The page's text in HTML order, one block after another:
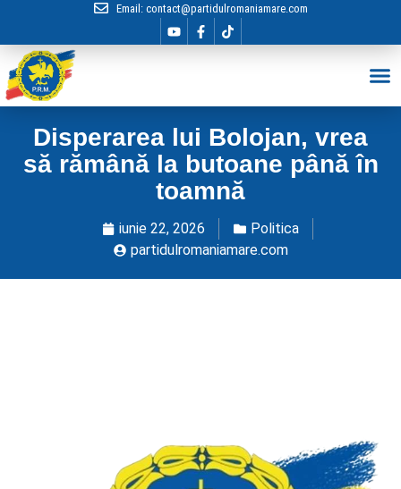
Email: contact@partidulromaniamare.com
Disperarea lui Bolojan, vrea
să rămână la butoane până în
toamnă
iunie 22, 2026
Politica
partidulromaniamare.com